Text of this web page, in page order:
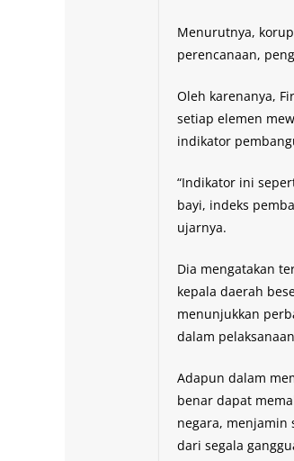
Menurutnya,
perencanaan,
Oleh karenanya,
setiap elemen
indikator
“Indikator ini
bayi, indeks
ujarnya.
Dia mengatakan
kepala daerah
menunjukkan
dalam
Adapun dalam
benar dapat
negara, menjamin
dari segala